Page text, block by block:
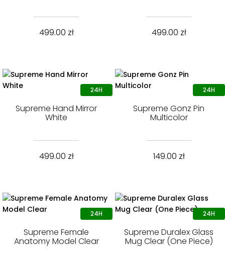
499.00 zł 499.00 zł
Supreme Hand Mirror
White
499.00 zł
Supreme Gonz Pin
Multicolor
149.00 zł
Supreme Female
Anatomy Model Clear
Supreme Duralex Glass
Mug Clear (One Piece)